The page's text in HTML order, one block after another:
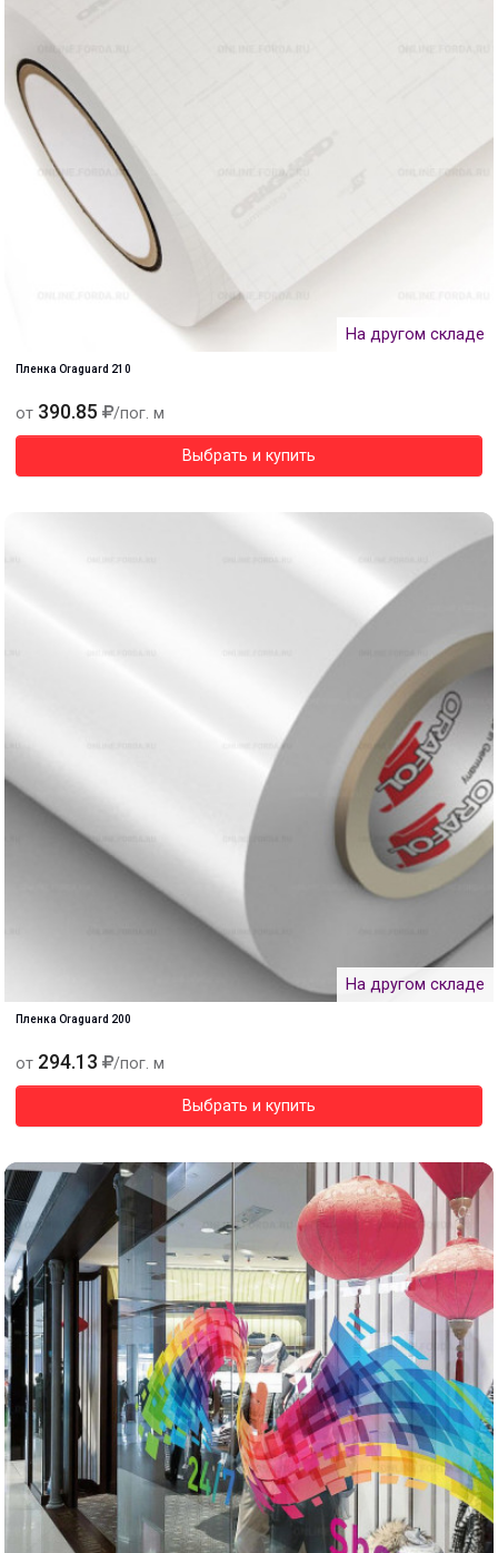
На другом складе
Пленка Oraguard 210
от 390.85 /пог. м
Выбрать и купить
На другом складе
Пленка Oraguard 200
от 294.13 /пог. м
Выбрать и купить